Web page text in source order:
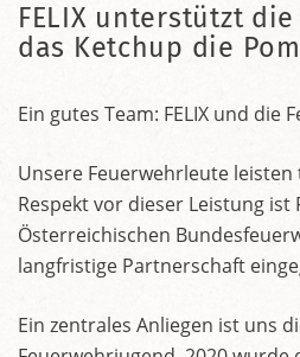
FELIX unterstützt
das Ketchup die
Ein gutes Team: FELIX und die
Unsere Feuerwehrleute
Respekt vor dieser Leistung ist
Österreichischen
langfristige Partnerschaft
Ein zentrales Anliegen ist uns